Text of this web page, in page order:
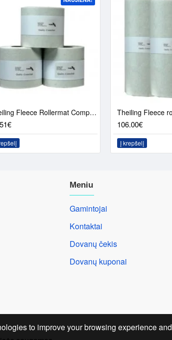
Theiling Fleece Rollermat Compact (20m) I 3 vnt.
106.00€
Į krepšelį
Meniu
Gamintojai
Kontaktai
Dovanų čekis
Dovanų kuponai
to improve your browsing experience